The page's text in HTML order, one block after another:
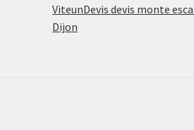
ViteunDevis devis monte
Dijon